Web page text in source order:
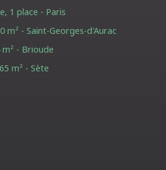
1 place - Paris
m² - Saint-Georges-d'Aurac
- Brioude
m² - Sète